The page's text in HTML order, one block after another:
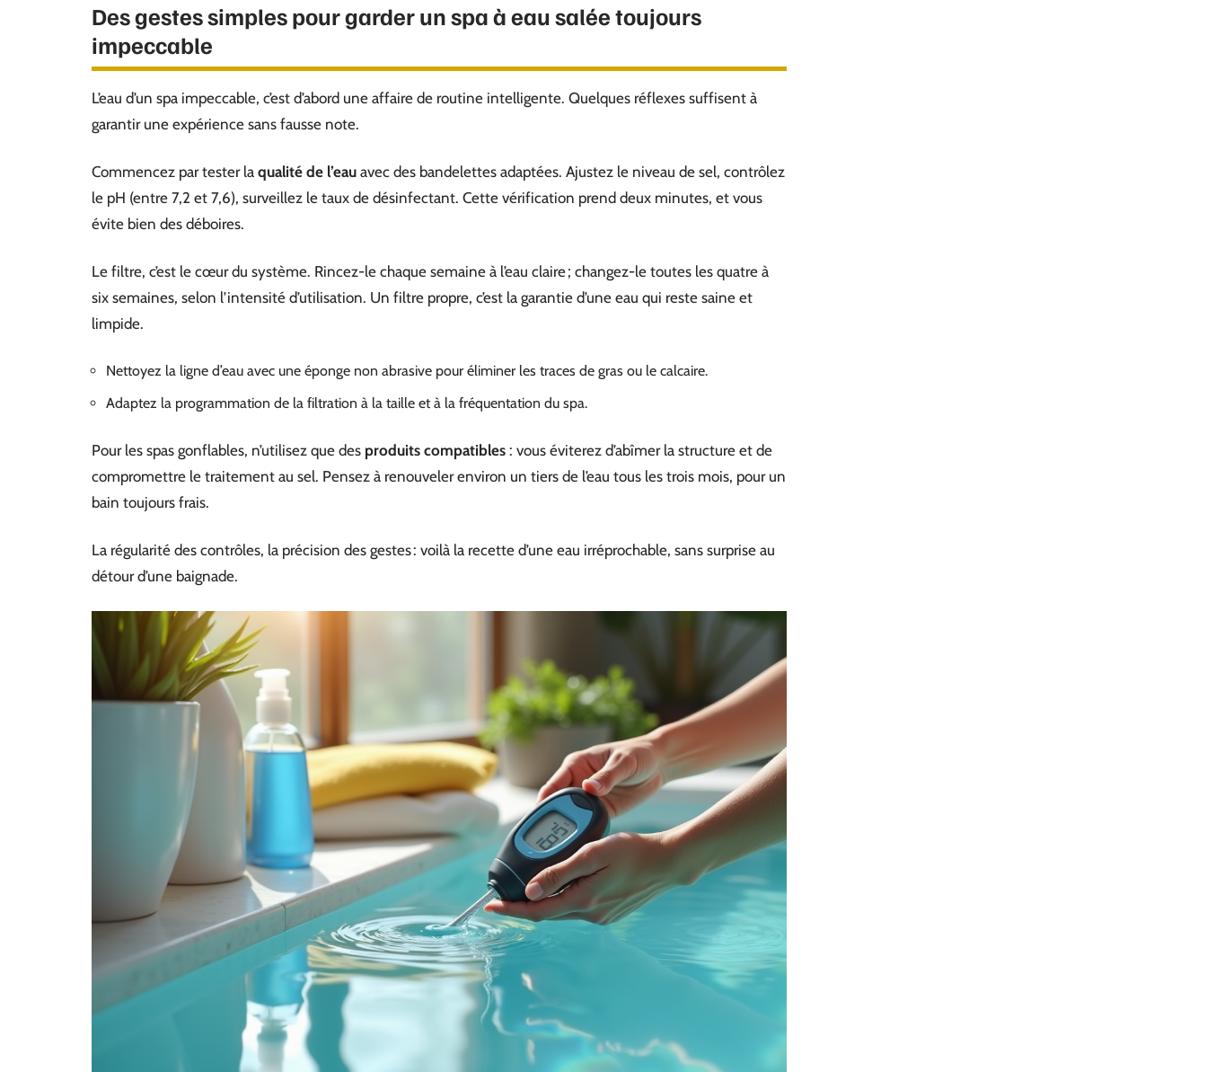
Des gestes simples pour garder un spa à eau salée toujours
impeccable
L’eau d’un spa impeccable, c’est d’abord une affaire de routine intelligente. Quelques réflexes suffisent à
garantir une expérience sans fausse note.
Commencez par tester la qualité de l’eau avec des bandelettes adaptées. Ajustez le niveau de sel, contrôlez
le pH (entre 7,2 et 7,6), surveillez le taux de désinfectant. Cette vérification prend deux minutes, et vous
évite bien des déboires.
Le filtre, c’est le cœur du système. Rincez-le chaque semaine à l’eau claire ; changez-le toutes les quatre à
six semaines, selon l’intensité d’utilisation. Un filtre propre, c’est la garantie d’une eau qui reste saine et
limpide.
Nettoyez la ligne d’eau avec une éponge non abrasive pour éliminer les traces de gras ou le calcaire.
Adaptez la programmation de la filtration à la taille et à la fréquentation du spa.
Pour les spas gonflables, n’utilisez que des produits compatibles : vous éviterez d’abîmer la structure et de
compromettre le traitement au sel. Pensez à renouveler environ un tiers de l’eau tous les trois mois, pour un
bain toujours frais.
La régularité des contrôles, la précision des gestes : voilà la recette d’une eau irréprochable, sans surprise au
détour d’une baignade.